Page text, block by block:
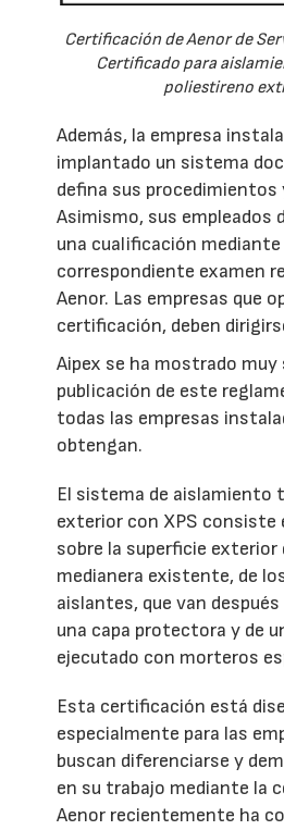
Certificación de Aenor de
Certificado para
poliestireno
Además, la empresa
implantado un sistema
defina sus
Asimismo, sus empleados
una cualificación mediante
correspondiente examen
Aenor. Las empresas que
certificación, deben
Aipex se ha mostrado
publicación de este
todas las empresas
obtengan.
El sistema de aislamiento
exterior con XPS consiste
sobre la superficie exterior
medianera existente, de
aislantes, que van
una capa protectora y de
ejecutado con morteros
Esta certificación está
especialmente para las
buscan diferenciarse y
en su trabajo mediante la
Aenor recientemente ha